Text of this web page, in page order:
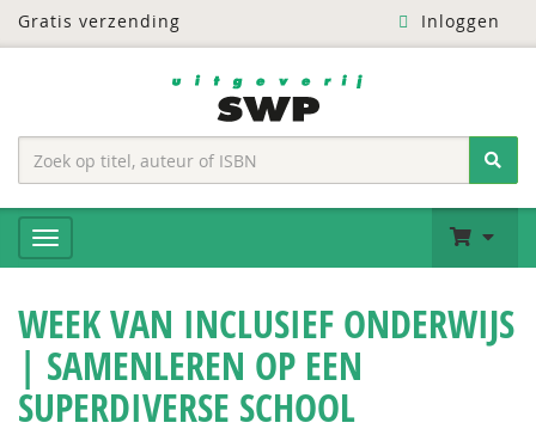
Gratis verzending Inloggen
WEEK VAN INCLUSIEF ONDERWIJS
| SAMENLEREN OP EEN
SUPERDIVERSE SCHOOL